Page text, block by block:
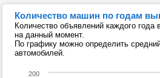
Количество машин по годам
Количество объявлений каждого года
на данный момент.
По графику можно определить
автомобилей.
200